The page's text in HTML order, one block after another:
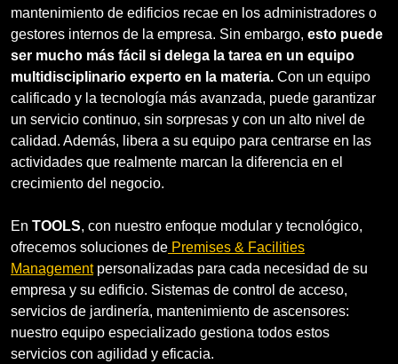
mantenimiento de edificios recae en los administradores o
gestores internos de la empresa. Sin embargo, esto puede
ser mucho más fácil si delega la tarea en un equipo
multidisciplinario experto en la materia. Con un equipo
calificado y la tecnología más avanzada, puede garantizar
un servicio continuo, sin sorpresas y con un alto nivel de
calidad. Además, libera a su equipo para centrarse en las
actividades que realmente marcan la diferencia en el
crecimiento del negocio.
En TOOLS, con nuestro enfoque modular y tecnológico,
ofrecemos soluciones de Premises & Facilities
Managementpersonalizadas para cada necesidad de su
empresa y su edificio. Sistemas de control de acceso,
servicios de jardinería, mantenimiento de ascensores:
nuestro equipo especializado gestiona todos estos
servicios con agilidad y eficacia.